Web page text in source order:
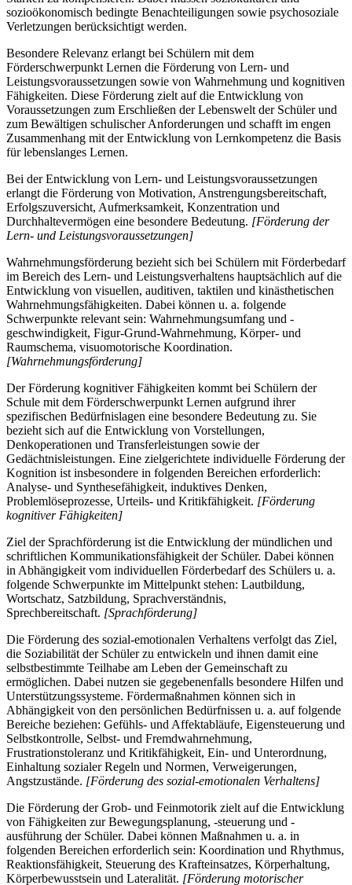
sozioökonomisch bedingte Benachteiligungen sowie psychosoziale
Verletzungen berücksichtigt werden.
Besondere Relevanz erlangt bei Schülern mit dem
Förderschwerpunkt Lernen die Förderung von Lern- und
Leistungsvoraussetzungen sowie von Wahrnehmung und kognitiven
Fähigkeiten. Diese Förderung zielt auf die Entwicklung von
Voraussetzungen zum Erschließen der Lebenswelt der Schüler und
zum Bewältigen schulischer Anforderungen und schafft im engen
Zusammenhang mit der Entwicklung von Lernkompetenz die Basis
für lebenslanges Lernen.
Bei der Entwicklung von Lern- und Leistungsvoraussetzungen
erlangt die Förderung von Motivation, Anstrengungsbereitschaft,
Erfolgszuversicht, Aufmerksamkeit, Konzentration und
Durchhaltevermögen eine besondere Bedeutung. [Förderung der
Lern- und Leistungsvoraussetzungen]
Wahrnehmungsförderung bezieht sich bei Schülern mit Förderbedarf
im Bereich des Lern- und Leistungsverhaltens hauptsächlich auf die
Entwicklung von visuellen, auditiven, taktilen und kinästhetischen
Wahrnehmungsfähigkeiten. Dabei können u. a. folgende
Schwerpunkte relevant sein: Wahrnehmungsumfang und -
geschwindigkeit, Figur-Grund-Wahrnehmung, Körper- und
Raumschema, visuomotorische Koordination.
[Wahrnehmungsförderung]
Der Förderung kognitiver Fähigkeiten kommt bei Schülern der
Schule mit dem Förderschwerpunkt Lernen aufgrund ihrer
spezifischen Bedürfnislagen eine besondere Bedeutung zu. Sie
bezieht sich auf die Entwicklung von Vorstellungen,
Denkoperationen und Transferleistungen sowie der
Gedächtnisleistungen. Eine zielgerichtete individuelle Förderung der
Kognition ist insbesondere in folgenden Bereichen erforderlich:
Analyse- und Synthesefähigkeit, induktives Denken,
Problemlöseprozesse, Urteils- und Kritikfähigkeit. [Förderung
kognitiver Fähigkeiten]
Ziel der Sprachförderung ist die Entwicklung der mündlichen und
schriftlichen Kommunikationsfähigkeit der Schüler. Dabei können
in Abhängigkeit vom individuellen Förderbedarf des Schülers u. a.
folgende Schwerpunkte im Mittelpunkt stehen: Lautbildung,
Wortschatz, Satzbildung, Sprachverständnis,
Sprechbereitschaft. [Sprachförderung]
Die Förderung des sozial-emotionalen Verhaltens verfolgt das Ziel,
die Soziabilität der Schüler zu entwickeln und ihnen damit eine
selbstbestimmte Teilhabe am Leben der Gemeinschaft zu
ermöglichen. Dabei nutzen sie gegebenenfalls besondere Hilfen und
Unterstützungssysteme. Fördermaßnahmen können sich in
Abhängigkeit von den persönlichen Bedürfnissen u. a. auf folgende
Bereiche beziehen: Gefühls- und Affektabläufe, Eigensteuerung und
Selbstkontrolle, Selbst- und Fremdwahrnehmung,
Frustrationstoleranz und Kritikfähigkeit, Ein- und Unterordnung,
Einhaltung sozialer Regeln und Normen, Verweigerungen,
Angstzustände. [Förderung des sozial-emotionalen Verhaltens]
Die Förderung der Grob- und Feinmotorik zielt auf die Entwicklung
von Fähigkeiten zur Bewegungsplanung, -steuerung und -
ausführung der Schüler. Dabei können Maßnahmen u. a. in
folgenden Bereichen erforderlich sein: Koordination und Rhythmus,
Reaktionsfähigkeit, Steuerung des Krafteinsatzes, Körperhaltung,
Körperbewusstsein und Lateralität. [Förderung motorischer